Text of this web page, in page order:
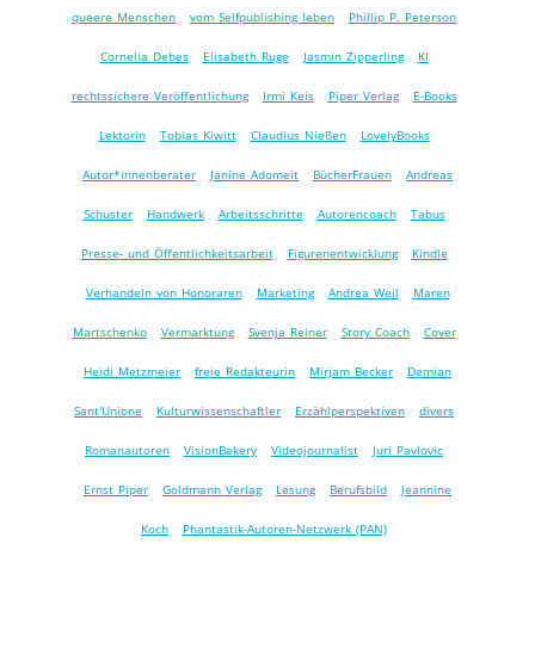
queere Menschen vom Selfpublishing leben Phillip P. Peterson
Cornelia Debes Elisabeth Ruge Jasmin Zipperling KI
rechtssichere Veröffentlichung Irmi Keis Piper Verlag E-Books
Lektorin Tobias Kiwitt Claudius Nießen LovelyBooks
Autor*innenberater Janine Adomeit BücherFrauen Andreas
Schuster Handwerk Arbeitsschritte Autorencoach Tabus
Presse- und Öffentlichkeitsarbeit Figurenentwicklung Kindle
Verhandeln von Honoraren Marketing Andrea Weil Maren
Martschenko Vermarktung Svenja Reiner Story Coach Cover
Heidi Metzmeier freie Redakteurin Mirjam Becker Demian
Sant'Unione Kulturwissenschaftler Erzählperspektiven divers
Romanautoren VisionBakery Videojournalist Juri Pavlovic
Ernst Piper Goldmann Verlag Lesung Berufsbild Jeannine
Koch Phantastik-Autoren-Netzwerk (PAN)